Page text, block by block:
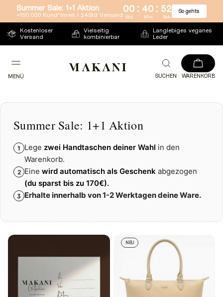
Direkt
zum
Inhalt
Summer Sale: 1+1 Aktion
+150.000 Kund*innen l 24Std Versand
00 : 40 : 52
Std Min Sek
So gehts
Kostenloser
Versand
Vielseitig
kombinierbar
Langlebiges veganes
Leder
MENÜ SUCHEN WARENKORB
Summer Sale: 1+1 Aktion
1 Lege zwei Handtaschen deiner Wahl in den
Warenkorb.
2 Eine wird automatisch als Geschenk abgezogen
(du sparst bis zu 170€).
3 Erhalte innerhalb von 1-2 Werktagen deine Ware.
NEU